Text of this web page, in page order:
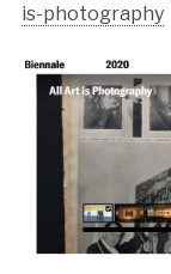
is-photography